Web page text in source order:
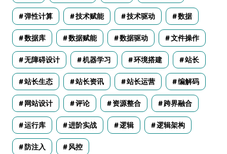
弹性计算 技术赋能 技术驱动 数据
数据库 数据赋能 数据驱动 文件操作
无障碍设计 机器学习 环境搭建 站长
站长生态 站长资讯 站长运营 编解码
网站设计 评论 资源整合 跨界融合
运行库 进阶实战 逻辑 逻辑架构
防注入 风控